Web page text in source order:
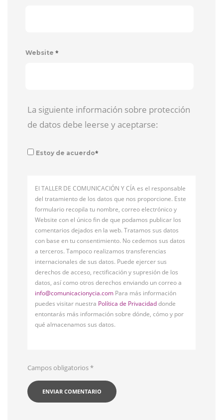
Website *
La siguiente información sobre protección
de datos debe leerse y aceptarse:
Estoy de acuerdo*
El TALLER DE COMUNICACIÓN Y CÍA es el responsable
del tratamiento de los datos que nos proporcione. Este
formulario recopila tu nombre, correo electrónico y
Website con el único fin de que podamos publicar los
comentarios dejados en la web. Tratamos sus datos
con base en tu consentimiento. No cedemos sus datos
a terceros. Tampoco realizamos transferencias
internacionales de sus datos. Puede ejercer sus
derechos de acceso, rectificación y supresión de los
datos, así como otros derechos enviando un correo a
info@comunicacionycia.com Para más información
puedes visitar nuestra Política de Privacidaddonde
entontarás más información sobre dónde, cómo y por
qué almacenamos sus datos.
Campos obligatorios*